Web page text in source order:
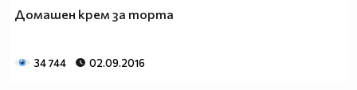
Домашен крем за торта
34 744 02.09.2016